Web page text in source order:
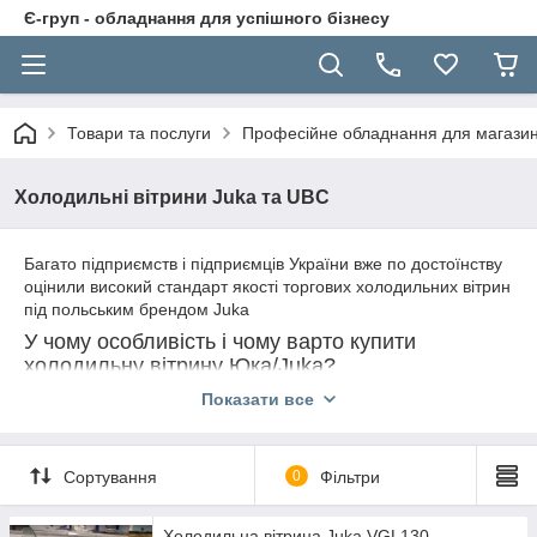
Є-груп - обладнання для успішного бізнесу
Товари та послуги Професійне обладнання для
Холодильні вітрини Juka та UBC
Багато підприємств і підприємців України вже по достоїнству
оцінили високий стандарт якості торгових холодильних вітрин
під польським брендом Juka
У чому особливість і чому варто купити
холодильну вітрину Юка/Juka?
Холодильну вітрину Jukaвідрізняє висока надійність
чеський випарник і конденсатор GTB, зносостійкий сталевий
корпус, нержавіюча зона розкладки товару, автоматизований
процес відтавання), два типи температурного режиму 2...+8
С (серія VGL, один Тен відтаювання) та -2...+8 С (серія SGL,
Показати все
Сортування 0 Фільтри